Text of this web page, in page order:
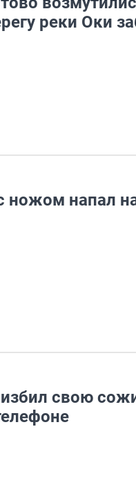
реки Оки
ножом напал
свою